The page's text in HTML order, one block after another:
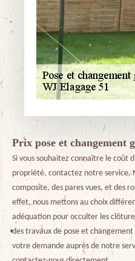
Prix pose et changement
Si vous souhaitez connaître le coût
propriété, contactez notre service.
composite, des pares vues, et des
effet, nous mettons au choix
adéquation pour occulter les
des travaux de pose et
votre demande auprès de notre